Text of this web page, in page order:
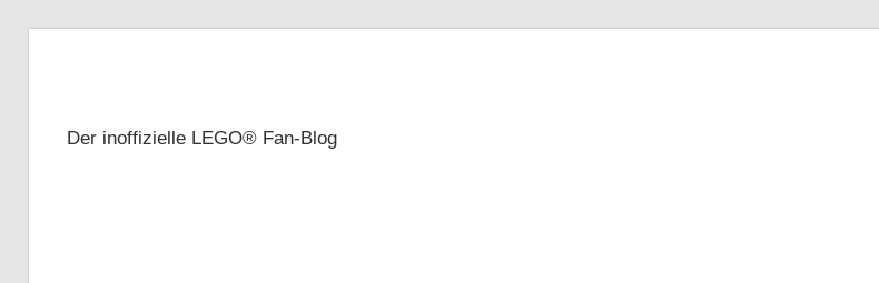
Der inoffizielle LEGO® Fan-Blog